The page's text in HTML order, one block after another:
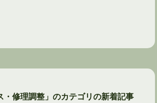
・修理調整」のカテゴリの新着記事